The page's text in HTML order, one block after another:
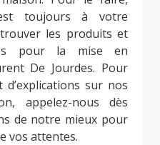
toujours à votre
les produits et
pour la mise en
De Jourdes. Pour
d’explications sur nos
appelez-nous dès
de notre mieux pour
vos attentes.